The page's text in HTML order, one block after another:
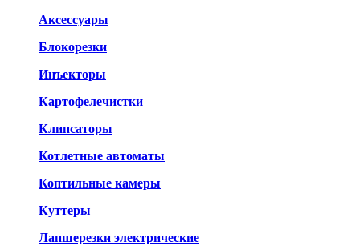
Аксессуары
Блокорезки
Инъекторы
Картофелечистки
Клипсаторы
Котлетные автоматы
Коптильные камеры
Куттеры
Лапшерезки электрические